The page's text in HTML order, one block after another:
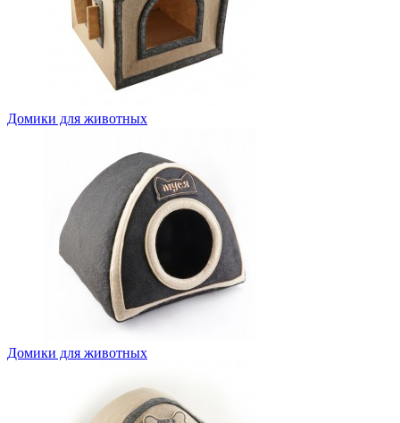
Домики для животных
Домики для животных